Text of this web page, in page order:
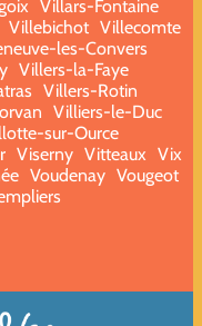
Villars-Fontaine
Villebichot Villecomte
les-Convers
Villers-la-Faye
Villers-Rotin
Villiers-le-Duc
sur-Ource
Viserny Vitteaux Vix
Voudenay Vougeot